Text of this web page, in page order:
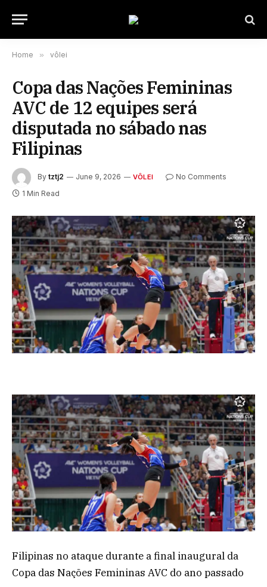
Home » vôlei
Copa das Nações Femininas
AVC de 12 equipes será
disputada no sábado nas
Filipinas
By tztj2 June 9, 2026 VÔLEI
No Comments
1 Min Read
Filipinas no ataque durante a final inaugural da
Copa das Nações Femininas AVC do ano passado